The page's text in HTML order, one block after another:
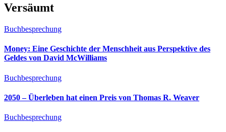
Versäumt
Buchbesprechung
Money: Eine Geschichte der Menschheit aus Perspektive des
Geldes von David McWilliams
Buchbesprechung
2050 – Überleben hat einen Preis von Thomas R. Weaver
Buchbesprechung